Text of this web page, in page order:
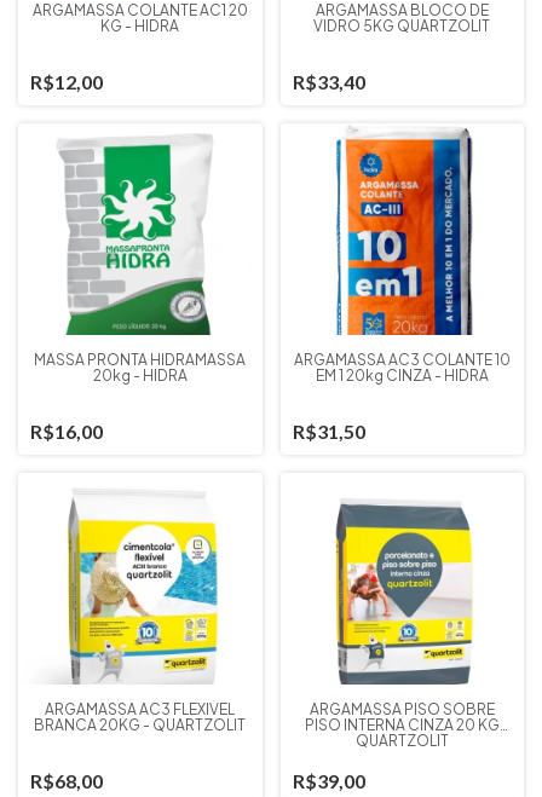
ARGAMASSA COLANTE AC1 20
KG - HIDRA
R$12,00
ARGAMASSA BLOCO DE
VIDRO 5KG QUARTZOLIT
R$33,40
MASSA PRONTA HIDRAMASSA
20kg - HIDRA
R$16,00
ARGAMASSA AC3 COLANTE 10
EM 1 20kg CINZA - HIDRA
R$31,50
ARGAMASSA AC3 FLEXIVEL
BRANCA 20KG - QUARTZOLIT
R$68,00
ARGAMASSA PISO SOBRE
PISO INTERNA CINZA 20 KG
QUARTZOLIT
R$39,00